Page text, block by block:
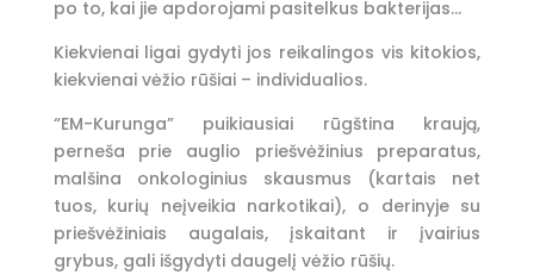
po to, kai jie apdorojami pasitelkus bakterijas…
Kiekvienai ligai gydyti jos reikalingos vis kitokios,
kiekvienai vėžio rūšiai – individualios.
“EM-Kurunga” puikiausiai rūgština kraują,
perneša prie auglio priešvėžinius preparatus,
malšina onkologinius skausmus (kartais net
tuos, kurių neįveikia narkotikai), o derinyje su
priešvėžiniais augalais, įskaitant ir įvairius
grybus, gali išgydyti daugelį vėžio rūšių.